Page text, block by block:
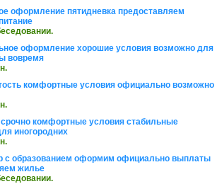
оформление пятидневка предоставляем
оформление хорошие условия возможно для
вовремя
комфортные условия официально возможно
комфортные условия стабильные
иногородних
с образованием оформим официально выплаты
жилье